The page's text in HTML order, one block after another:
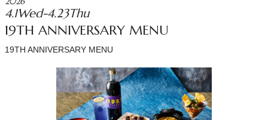
4.1Wed-4.23Thu
19TH ANNIVERSARY MENU
19TH ANNIVERSARY MENU